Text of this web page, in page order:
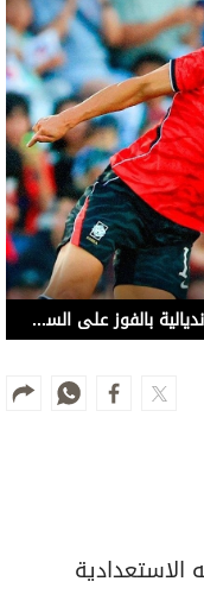
«كوريا الجنوبية» يختتم الاستعدادات المونديالية بالفوز على السفادور
الاستعدادية